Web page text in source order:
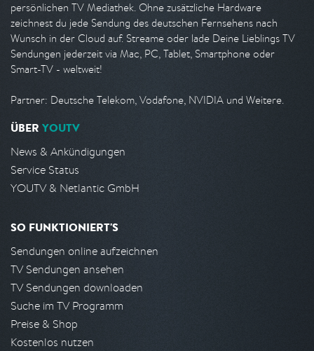
persönlichen TV Mediathek. Ohne zusätzliche Hardware
zeichnest du jede Sendung des deutschen Fernsehens nach
Wunsch in der Cloud auf. Streame oder lade Deine Lieblings TV
Sendungen jederzeit via Mac, PC, Tablet, Smartphone oder
Smart-TV - weltweit!
Partner: Deutsche Telekom, Vodafone, NVIDIA und Weitere.
ÜBER YOUTV
News & Ankündigungen
Service Status
YOUTV & Netlantic GmbH
SO FUNKTIONIERT'S
Sendungen online aufzeichnen
TV Sendungen ansehen
TV Sendungen downloaden
Suche im TV Programm
Preise & Shop
Kostenlos nutzen